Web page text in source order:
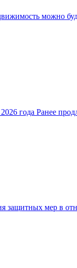
можно
года Ранее
защитных мер в